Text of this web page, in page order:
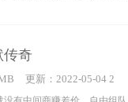
传奇
更新：2022-05-04 2
3:59:27